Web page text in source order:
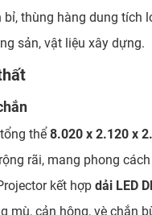
bỉ, thùng hàng dung
sản, vật liệu xây dựng.
thể 8.020 x 2.120 x
rãi, mang phong
kết hợp dải LED
mù, cản hông, vè chắn